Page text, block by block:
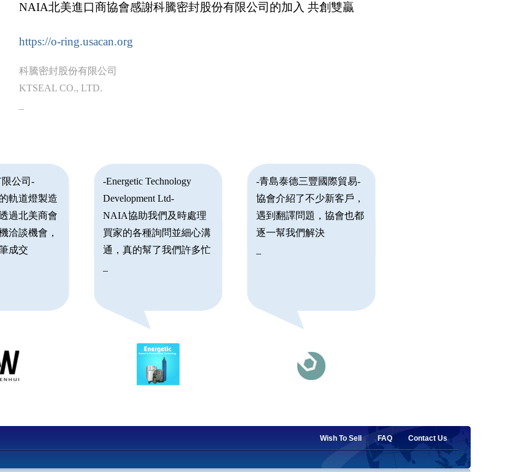
NAIA北美進口商協會感謝科騰密封股份有限公司的加入 共創雙贏
https://o-ring.usacan.org
科騰密封股份有限公司
KTSEAL CO., LTD.
公司-
軌道燈製造
過北美商會
洽談機會，
成交
-Energetic Technology
Development Ltd-
NAIA協助我們及時處理
買家的各種詢問並細心溝
通，真的幫了我們許多忙
-青島泰德三豐國際貿易-
協會介紹了不少新客戶，
遇到翻譯問題，協會也都
逐一幫我們解決
Wish To Sell FAQ Contact Us